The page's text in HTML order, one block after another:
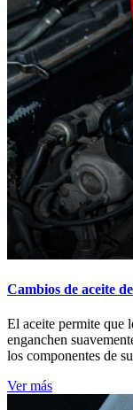
Cambios de aceite
El aceite permite que
enganchen
los componentes de
Ver más